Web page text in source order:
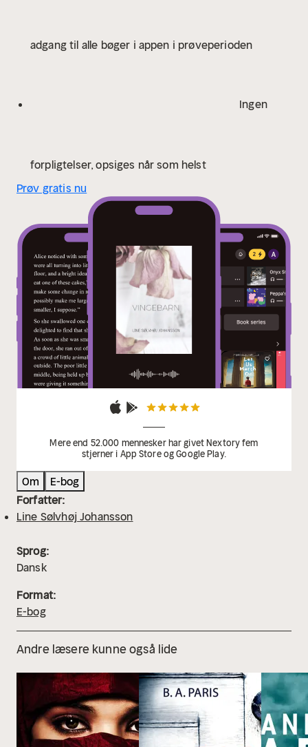
man elsker højest. Sammen og hver for sig må de
adgang til alle bøger i appen i prøveperioden
Ingen
forpligtelser, opsiges når som helst
Prøv gratis nu
Mere end 52.000 mennesker har givet Nextory fem
stjerner i App Store og Google Play.
Om
E-bog
Forfatter:
Line Sølvhøj Johansson
Sprog:
Dansk
Format:
E-bog
Andre læsere kunne også lide